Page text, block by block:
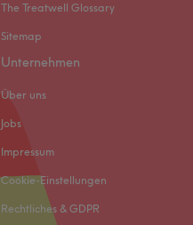
The Treatwell Glossary
Sitemap
Unternehmen
Über uns
Jobs
Impressum
Cookie-Einstellungen
Rechtliches & GDPR